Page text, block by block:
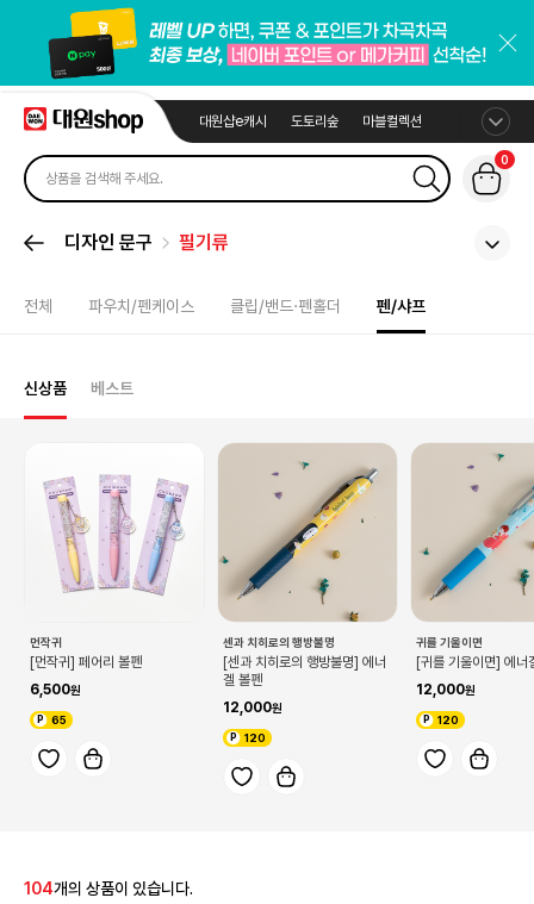
대원샵e캐시 도토리숲 마블컬렉션
0
디자인 문구 필기류
전체 파우치/펜케이스 클립/밴드·펜홀더 펜/샤프
신상품 베스트
먼작귀
[먼작귀] 페어리 볼펜
6,500
65
센과 치히로의 행방불명
[센과 치히로의 행방불명] 에너
겔 볼펜
12,000
120
귀를 기울이면
[귀를 기울이면] 에너
12,000
120
104개의 상품이 있습니다.